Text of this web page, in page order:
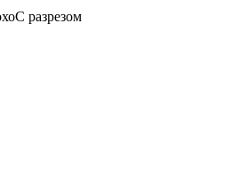
С разрезом